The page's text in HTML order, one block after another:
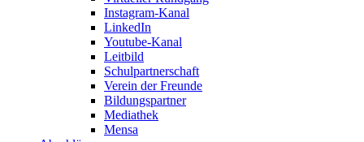
Instagram-Kanal
LinkedIn
Youtube-Kanal
Leitbild
Schulpartnerschaft
Verein der Freunde
Bildungspartner
Mediathek
Mensa